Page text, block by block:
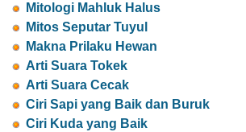
Mitologi Mahluk Halus
Mitos Seputar Tuyul
Makna Prilaku Hewan
Arti Suara Tokek
Arti Suara Cecak
Ciri Sapi yang Baik dan Buruk
Ciri Kuda yang Baik